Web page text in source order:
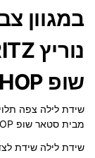
במגוון
שופ STAR SHOP
מבית סטאר שופ STAR SHOP
שידת לילה שידת